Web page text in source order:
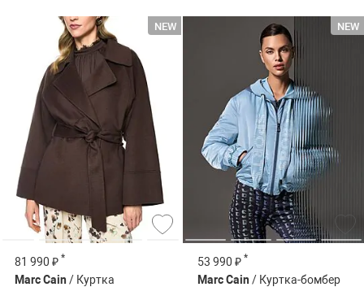
81 990 ₽ *
Marc Cain / Куртка
53 990 ₽ *
Marc Cain / Куртка-бомбер